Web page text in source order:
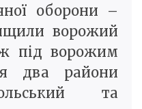
оборони –
ворожий
під ворожим
два райони
та